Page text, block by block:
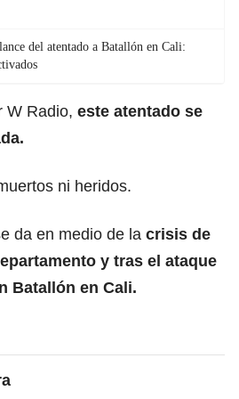
del atentado a Batallón en Cali:
W Radio, este atentado se
ni heridos.
da en medio de la crisis de
y tras el ataque
Batallón en Cali.